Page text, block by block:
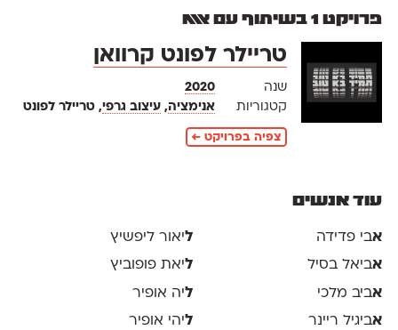
פרויקט 1 בשיתוף עם אאא
טריילר לפונט קרוואן
שנה
2020
קטגוריות
אנימציה,עיצוב גרפי, טריילר לפונט
צפיה בפרויקט ←
עוד אנשים
אבי פדידה
אביאל בסיל
אביב מלכי
אביגיל ריינר
ליאור ליפשיץ
ליאת פופוביץ
ליה אופיר
ליהי אופיר